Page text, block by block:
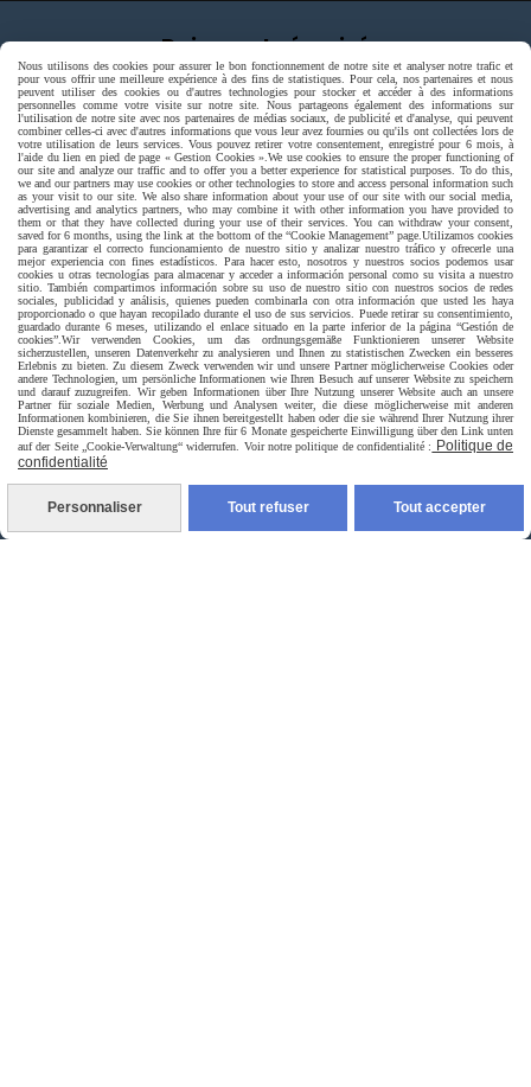
Paiement sécurisé
Livraison rapide
Nous utilisons des cookies pour assurer le bon fonctionnement de notre site et analyser notre trafic et
pour vous offrir une meilleure expérience à des fins de statistiques. Pour cela, nos partenaires et nous
peuvent utiliser des cookies ou d'autres technologies pour stocker et accéder à des informations
personnelles comme votre visite sur notre site. Nous partageons également des informations sur
l'utilisation de notre site avec nos partenaires de médias sociaux, de publicité et d'analyse, qui peuvent
combiner celles-ci avec d'autres informations que vous leur avez fournies ou qu'ils ont collectées lors de
votre utilisation de leurs services. Vous pouvez retirer votre consentement, enregistré pour 6 mois, à
l'aide du lien en pied de page « Gestion Cookies ». We use cookies to ensure the proper functioning of
our site and analyze our traffic and to offer you a better experience for statistical purposes. To do this,
we and our partners may use cookies or other technologies to store and access personal information such
as your visit to our site. We also share information about your use of our site with our social media,
advertising and analytics partners, who may combine it with other information you have provided to
them or that they have collected during your use of their services. You can withdraw your consent,
saved for 6 months, using the link at the bottom of the “Cookie Management” page. Utilizamos cookies
para garantizar el correcto funcionamiento de nuestro sitio y analizar nuestro tráfico y ofrecerle una
mejor experiencia con fines estadísticos. Para hacer esto, nosotros y nuestros socios podemos usar
cookies u otras tecnologías para almacenar y acceder a información personal como su visita a nuestro
sitio. También compartimos información sobre su uso de nuestro sitio con nuestros socios de redes
sociales, publicidad y análisis, quienes pueden combinarla con otra información que usted les haya
proporcionado o que hayan recopilado durante el uso de sus servicios. Puede retirar su consentimiento,
guardado durante 6 meses, utilizando el enlace situado en la parte inferior de la página “Gestión de
cookies”. Wir verwenden Cookies, um das ordnungsgemäße Funktionieren unserer Website
sicherzustellen, unseren Datenverkehr zu analysieren und Ihnen zu statistischen Zwecken ein besseres
Erlebnis zu bieten. Zu diesem Zweck verwenden wir und unsere Partner möglicherweise Cookies oder
andere Technologien, um persönliche Informationen wie Ihren Besuch auf unserer Website zu speichern
und darauf zuzugreifen. Wir geben Informationen über Ihre Nutzung unserer Website auch an unsere
Partner für soziale Medien, Werbung und Analysen weiter, die diese möglicherweise mit anderen
Informationen kombinieren, die Sie ihnen bereitgestellt haben oder die sie während Ihrer Nutzung ihrer
Dienste gesammelt haben. Sie können Ihre für 6 Monate gespeicherte Einwilligung über den Link unten
auf der Seite „Cookie-Verwaltung“ widerrufen. Voir notre politique de confidentialité :
Politique de
confidentialité
Personnaliser Tout refuser Tout accepter